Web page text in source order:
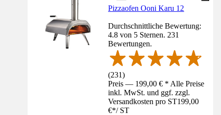
Pizzaofen Ooni Karu 12
Durchschnittliche Bewertung:
4.8 von 5 Sternen. 231
Bewertungen.
(231)
Preis — 199,00 € * Alle Preise
inkl. MwSt. und ggf. zzgl.
Versandkosten pro ST199,00
€*/ ST